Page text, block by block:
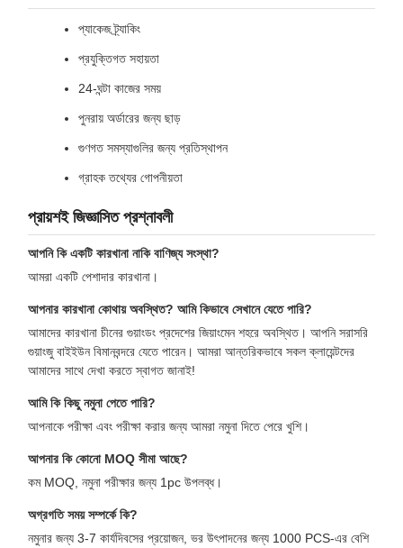
প্যাকেজ ট্র্যাকিং
প্রযুক্তিগত সহায়তা
24-ঘন্টা কাজের সময়
পুনরায় অর্ডারের জন্য ছাড়
গুণগত সমস্যাগুলির জন্য প্রতিস্থাপন
গ্রাহক তথ্যের গোপনীয়তা
প্রায়শই জিজ্ঞাসিত প্রশ্নাবলী
আপনি কি একটি কারখানা নাকি বাণিজ্য সংস্থা?
আমরা একটি পেশাদার কারখানা।
আপনার কারখানা কোথায় অবস্থিত? আমি কিভাবে সেখানে যেতে পারি?
আমাদের কারখানা চীনের গুয়াংডং প্রদেশের জিয়াংমেন শহরে অবস্থিত। আপনি সরাসরি
গুয়াংজু বাইইউন বিমানবন্দরে যেতে পারেন। আমরা আন্তরিকভাবে সকল ক্লায়েন্টদের
আমাদের সাথে দেখা করতে স্বাগত জানাই!
আমি কি কিছু নমুনা পেতে পারি?
আপনাকে পরীক্ষা এবং পরীক্ষা করার জন্য আমরা নমুনা দিতে পেরে খুশি।
আপনার কি কোনো MOQ সীমা আছে?
কম MOQ, নমুনা পরীক্ষার জন্য 1pc উপলব্ধ।
অগ্রগতি সময় সম্পর্কে কি?
নমুনার জন্য 3-7 কার্যদিবসের প্রয়োজন, ভর উৎপাদনের জন্য 1000 PCS-এর বেশি